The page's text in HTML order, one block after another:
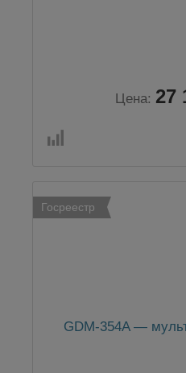
Цена: 27
Госреестр
GDM-354A —